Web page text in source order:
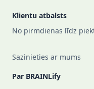
Klientu atbalsts
No pirmdienas līdz
Sazinieties ar mums
Par BRAINLify